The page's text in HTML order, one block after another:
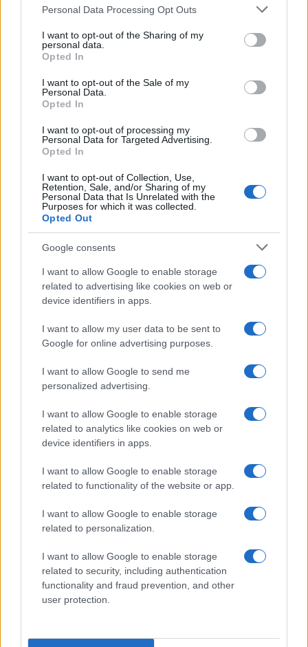
Please note that this website/app uses one or more Google
not limited to your visit or usage behaviour. You may click to
grant or deny consent to Google and its third-party tags to
use your data for below specified purposes in below Google
consent section.
Personal Data Processing Opt Outs
I want to opt-out of the Sharing of my
personal data.
Opted In
I want to opt-out of the Sale of my
Personal Data.
Opted In
I want to opt-out of processing my
Personal Data for Targeted Advertising.
Opted In
I want to opt-out of Collection, Use,
Retention, Sale, and/or Sharing of my
Personal Data that Is Unrelated with the
Purposes for which it was collected.
Opted Out
Google consents
I want to allow Google to enable storage
related to advertising like cookies on web or
device identifiers in apps.
I want to allow my user data to be sent to
Google for online advertising purposes.
I want to allow Google to send me
personalized advertising.
I want to allow Google to enable storage
related to analytics like cookies on web or
device identifiers in apps.
I want to allow Google to enable storage
related to functionality of the website or app.
I want to allow Google to enable storage
related to personalization.
I want to allow Google to enable storage
related to security, including authentication
functionality and fraud prevention, and other
user protection.
NEWS
El petróleo Brent cae un 8.46% y arrastra a las materias
primas
Lucía Herrera · 5 Ago 2026
Lucía Herrera · 4 Ago 2026
COTIZACIONES CRYPTO
Nombre Precio
Bitcoin